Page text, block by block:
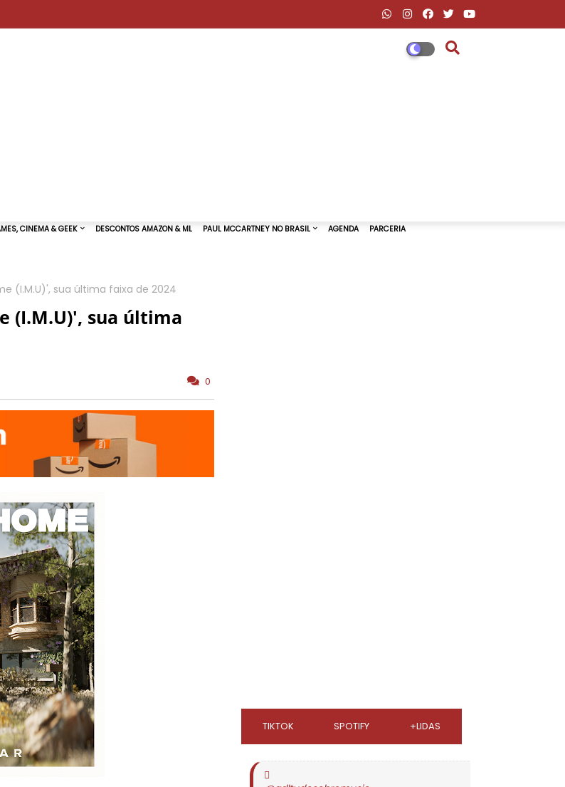
(I.M.U)', sua última faixa de 2024
(I.M.U)', sua última
0
TIKTOK SPOTIFY +LIDAS